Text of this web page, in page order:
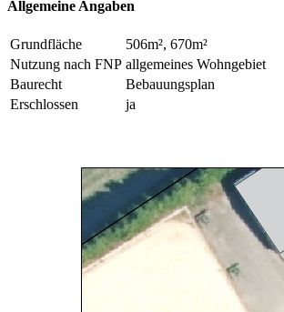
Allgemeine Angaben
Grundfläche
506m², 670m²
Nutzung nach FNP allgemeines Wohngebiet
Baurecht
Bebauungsplan
Erschlossen
ja